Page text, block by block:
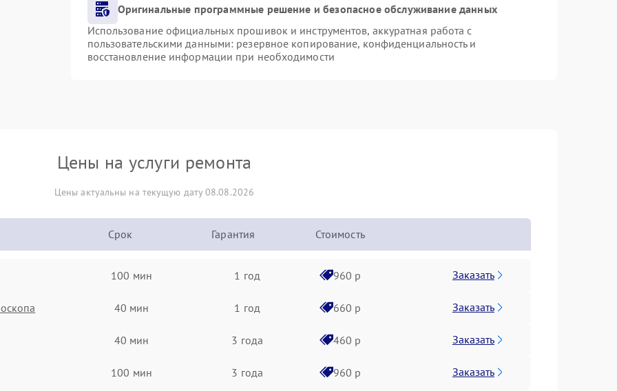
Оригинальные программные решение и безопасное обслуживание данных
Использование официальных прошивок и инструментов, аккуратная работа с
пользовательскими данными: резервное копирование, конфиденциальность и
восстановление информации при необходимости
Цены на услуги ремонта
Цены актуальны на текущую дату 08.08.2026
Срок Гарантия Стоимость
100 мин 1 год 960 р Заказать
40 мин 1 год 660 р Заказать
40 мин 3 года 460 р Заказать
100 мин 3 года 960 р Заказать